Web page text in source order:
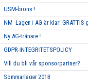
USM-brons !
NM- Lagen i AG är klar! GRATTIS
Ny AG-tränare !
GDPR-INTEGRITETSPOLICY
Vill du bli vår sponsorpartner?
Sommarläger 2018